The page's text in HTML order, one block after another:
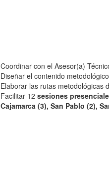
Coordinar con el Asesor(a)
Diseñar el contenido
Elaborar las rutas metodológicas
Facilitar 12 sesiones
Cajamarca (3), San Pablo (2),